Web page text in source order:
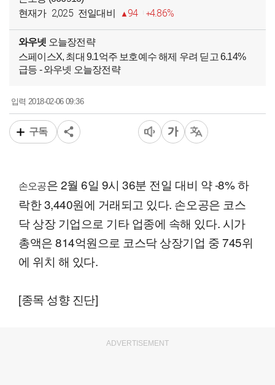
현재가 2,025 전일대비 94 4.86%
와우넷 오늘장전략
스페이스X, 최대 9.1억주 보호예수 해제 우려 딛고 6.14%
급등 - 와우넷 오늘장전략
입력2018-02-06 09:36
구독
손오공은 2월 6일 9시 36분 전일 대비 약 -8% 하
락한 3,440원에 거래되고 있다. 손오공은 코스
닥 상장 기업으로 기타 업종에 속해 있다. 시가
총액은 814억원으로 코스닥 상장기업 중 745위
에 위치 해 있다.
[종목 성향 진단]
ADVERTISEMENT